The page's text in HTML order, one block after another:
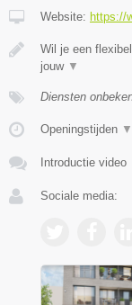
Website: https://
Wil je een
jouw ▼
Diensten
Openingstijden ▼
Introductie video
Sociale media: